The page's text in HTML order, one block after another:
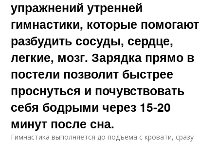
упражнений утренней
гимнастики, которые помогают
разбудить сосуды, сердце,
легкие, мозг. Зарядка прямо в
постели позволит быстрее
проснуться и почувствовать
себя бодрыми через 15-20
минут после сна.
Гимнастика выполняется до подъема с кровати, сразу